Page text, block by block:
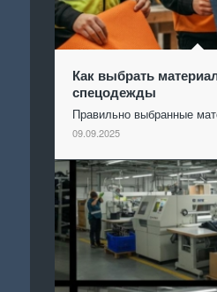
Как выбрать
спецодежды
Правильно выбранные
09.09.2025